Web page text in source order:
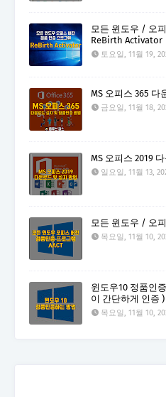
모든 윈도우 / 오
ReBirth Activator
토요일, 11월 19,
MS 오피스 365 다
금요일, 11월 18,
MS 오피스 2019
일요일, 11월 13,
모든 윈도우 / 오
목요일, 11월 10,
윈도우10 정품인
이 간단하게 인증 )
목요일, 11월 10,